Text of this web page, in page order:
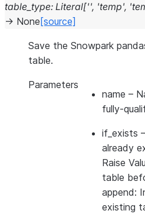
table_type: Literal['', 'temp',
→ None [source]
Save the Snowpark
table.
Parameters
name –
fully-
if_exists
already
Raise
table
append:
existing